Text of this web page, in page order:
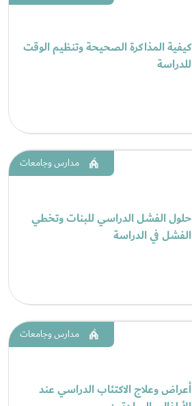
كيفية المذاكرة الصحيحة وتنظيم الوقت
للدراسة
مدارس وجامعات
حلول الفشل الدراسي للبنات وتخطي
الفشل في الدراسة
مدارس وجامعات
أعراض وعلاج الاكتئاب الدراسي عند